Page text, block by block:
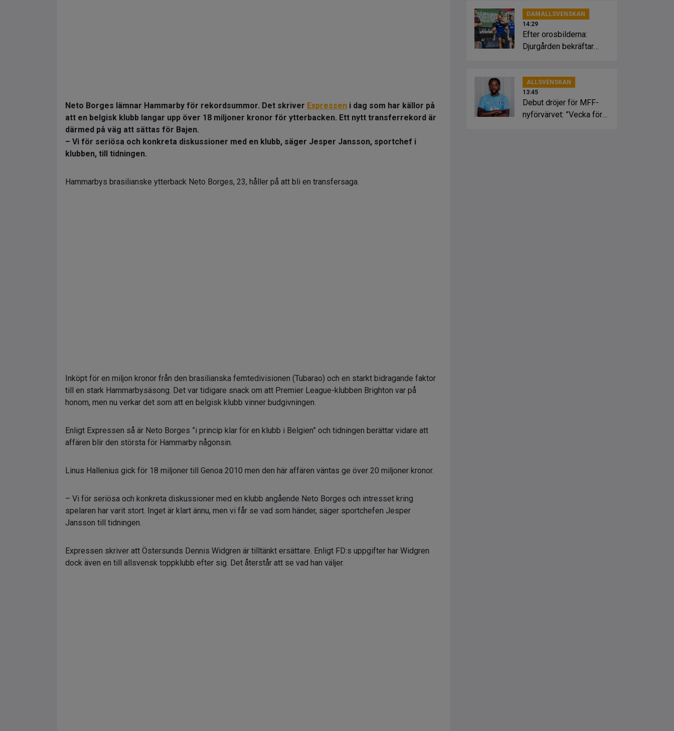
Neto Borges lämnar Hammarby för rekordsummor. Det skriver Expressen i dag som har källor på
att en belgisk klubb langar upp över 18 miljoner kronor för ytterbacken. Ett nytt transferrekord är
därmed på väg att sättas för Bajen.
– Vi för seriösa och konkreta diskussioner med en klubb, säger Jesper Jansson, sportchef i
klubben, till tidningen.
Hammarbys brasilianske ytterback Neto Borges, 23, håller på att bli en transfersaga.
Inköpt för en miljon kronor från den brasilianska femtedivisionen (Tubarao) och en starkt bidragande faktor
till en stark Hammarbysäsong. Det var tidigare snack om att Premier League-klubben Brighton var på
honom, men nu verkar det som att en belgisk klubb vinner budgivningen.
Enligt Expressen så är Neto Borges ”i princip klar för en klubb i Belgien” och tidningen berättar vidare att
affären blir den största för Hammarby någonsin.
Linus Hallenius gick för 18 miljoner till Genoa 2010 men den här affären väntas ge över 20 miljoner kronor.
– Vi för seriösa och konkreta diskussioner med en klubb angående Neto Borges och intresset kring
spelaren har varit stort. Inget är klart ännu, men vi får se vad som händer, säger sportchefen Jesper
Jansson till tidningen.
Expressen skriver att Östersunds Dennis Widgren är tilltänkt ersättare. Enligt FD:s uppgifter har Widgren
dock även en till allsvensk toppklubb efter sig. Det återstår att se vad han väljer.
DAMALLSVENSKAN
14:29
Efter orosbilderna:
Djurgården bekräftar
ALLSVENSKAN
13:45
Debut dröjer för MFF-
nyförvärvet: ”Vecka för